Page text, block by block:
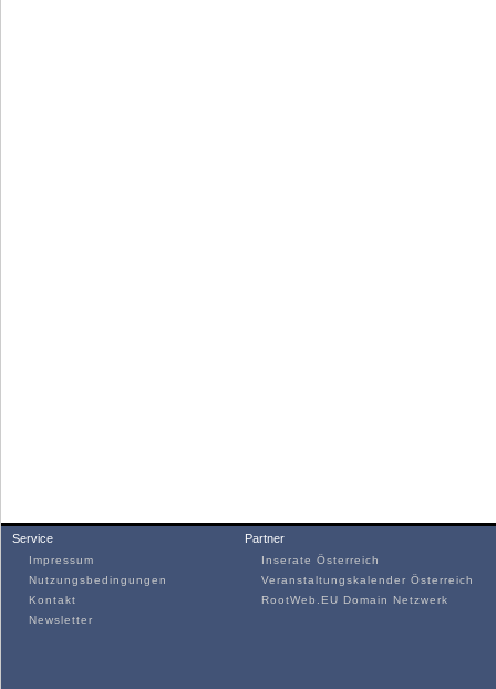
Service
Impressum
Nutzungsbedingungen
Kontakt
Newsletter
Partner
Inserate Österreich
Veranstaltungskalender Österreich
RootWeb.EU Domain Netzwerk